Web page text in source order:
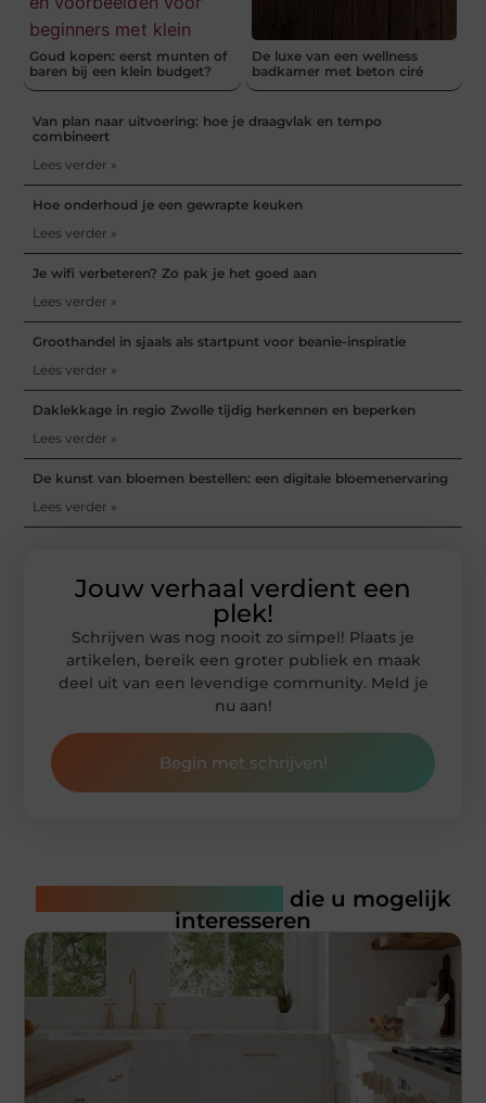
Goud kopen: eerst munten of
baren bij een klein budget?
De luxe van een wellness
badkamer met beton ciré
Van plan naar uitvoering: hoe je draagvlak en tempo
combineert
Lees verder »
Hoe onderhoud je een gewrapte keuken
Lees verder »
Je wifi verbeteren? Zo pak je het goed aan
Lees verder »
Groothandel in sjaals als startpunt voor beanie-inspiratie
Lees verder »
Daklekkage in regio Zwolle tijdig herkennen en beperken
Lees verder »
De kunst van bloemen bestellen: een digitale bloemenervaring
Lees verder »
Jouw verhaal verdient een
plek!
Schrijven was nog nooit zo simpel! Plaats je
artikelen, bereik een groter publiek en maak
deel uit van een levendige community. Meld je
nu aan!
Begin met schrijven!
die u mogelijk
interesseren